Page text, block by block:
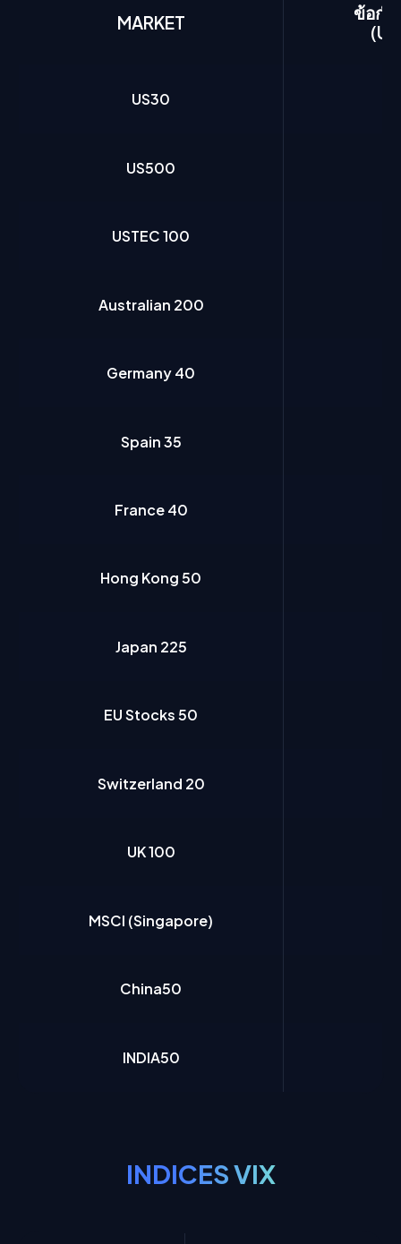
MARKET
US30
US500
USTEC 100
Australian 200
Germany 40
Spain 35
France 40
Hong Kong 50
Japan 225
EU Stocks 50
Switzerland 20
UK 100
MSCI (Singapore)
China50
INDIA50
ข้อก
INDICES VIX